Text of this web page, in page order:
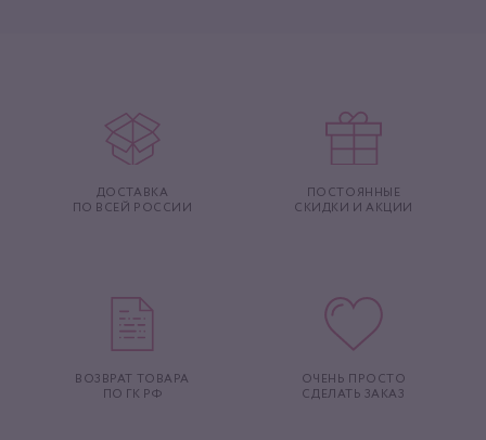
ДОСТАВКА
ПО ВСЕЙ РОССИИ
ПОСТОЯННЫЕ
СКИДКИ И АКЦИИ
ВОЗВРАТ ТОВАРА
ПО ГК РФ
ОЧЕНЬ ПРОСТО
СДЕЛАТЬ ЗАКАЗ